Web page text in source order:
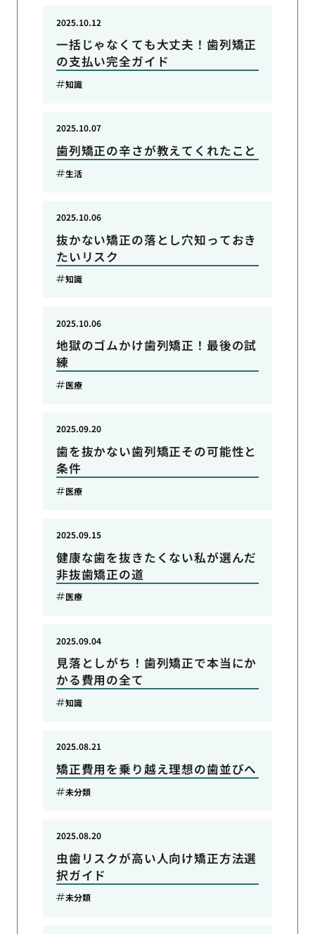
一括じゃなくても大丈夫！歯列矯正
の支払い完全ガイド
2025.10.12
知識
歯列矯正の辛さが教えてくれたこと
2025.10.07
生活
抜かない矯正の落とし穴知っておき
たいリスク
2025.10.06
知識
地獄のゴムかけ歯列矯正！最後の試
練
2025.10.06
医療
歯を抜かない歯列矯正その可能性と
条件
2025.09.20
医療
健康な歯を抜きたくない私が選んだ
非抜歯矯正の道
2025.09.15
医療
見落としがち！歯列矯正で本当にか
かる費用の全て
2025.09.04
知識
矯正費用を乗り越え理想の歯並びへ
2025.08.21
未分類
虫歯リスクが高い人向け矯正方法選
択ガイド
2025.08.20
未分類